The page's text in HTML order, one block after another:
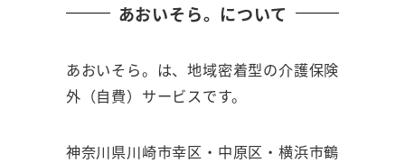
あおいそら。について
あおいそら。は、地域密着型の介護保険
外（自費）サービスです。
神奈川県川崎市幸区・中原区・横浜市鶴